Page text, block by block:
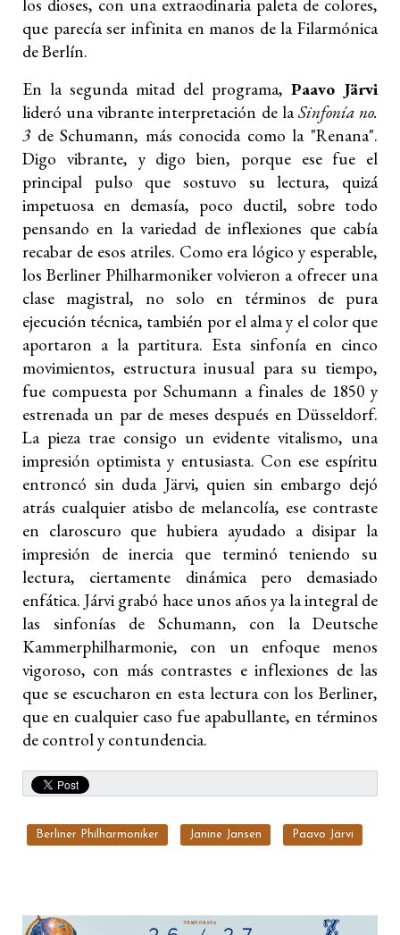
los dioses, con una extraodinaria paleta de colores,
que parecía ser infinita en manos de la Filarmónica
de Berlín.
En la segunda mitad del programa, Paavo Järvi
lideró una vibrante interpretación de laSinfonía no.
3de Schumann, más conocida como la "Renana".
Digo vibrante, y digo bien, porque ese fue el
principal pulso que sostuvo su lectura, quizá
impetuosa en demasía, poco ductil, sobre todo
pensando en la variedad de inflexiones que cabía
recabar de esos atriles. Como era lógico y esperable,
los Berliner Philharmoniker volvieron a ofrecer una
clase magistral, no solo en términos de pura
ejecución técnica, también por el alma y el color que
aportaron a la partitura. Esta sinfonía en cinco
movimientos, estructura inusual para su tiempo,
fue compuesta por Schumann a finales de 1850 y
estrenada un par de meses después en Düsseldorf.
La pieza trae consigo un evidente vitalismo, una
impresión optimista y entusiasta. Con ese espíritu
entroncó sin duda Järvi, quien sin embargo dejó
atrás cualquier atisbo de melancolía, ese contraste
en claroscuro que hubiera ayudado a disipar la
impresión de inercia que terminó teniendo su
lectura, ciertamente dinámica pero demasiado
enfática. Járvi grabó hace unos años ya la integral de
las sinfonías de Schumann, con la Deutsche
Kammerphilharmonie, con un enfoque menos
vigoroso, con más contrastes e inflexiones de las
que se escucharon en esta lectura con los Berliner,
que en cualquier caso fue apabullante, en términos
de control y contundencia.
Berliner Philharmoniker Janine Jansen Paavo Järvi